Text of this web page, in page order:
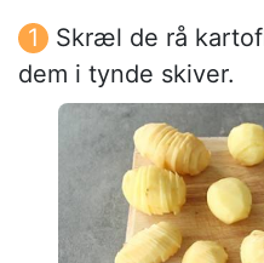
Skræl de rå
dem i tynde skiver.